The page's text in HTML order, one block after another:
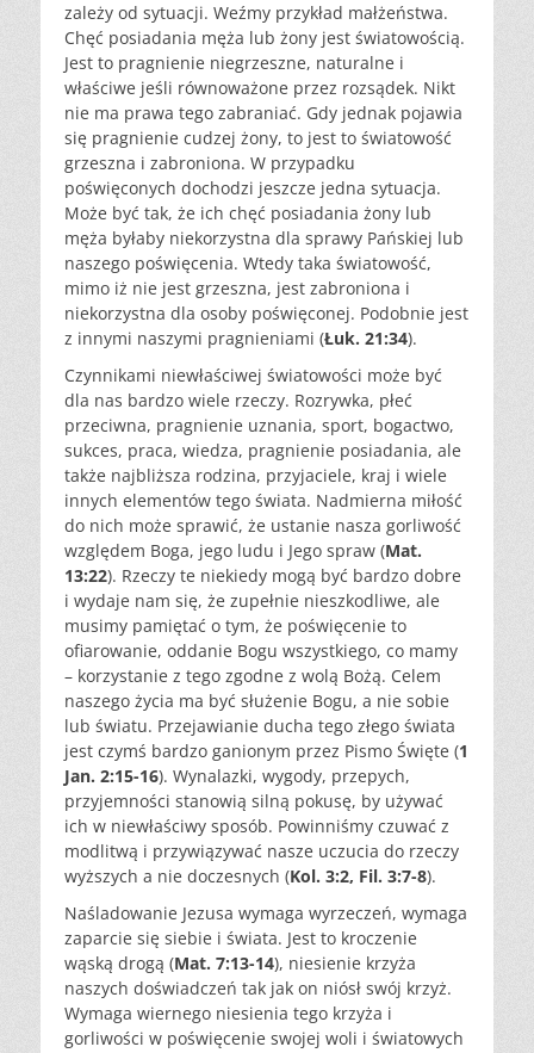
zależy od sytuacji. Weźmy przykład małżeństwa.
Chęć posiadania męża lub żony jest światowością.
Jest to pragnienie niegrzeszne, naturalne i
właściwe jeśli równoważone przez rozsądek. Nikt
nie ma prawa tego zabraniać. Gdy jednak pojawia
się pragnienie cudzej żony, to jest to światowość
grzeszna i zabroniona. W przypadku
poświęconych dochodzi jeszcze jedna sytuacja.
Może być tak, że ich chęć posiadania żony lub
męża byłaby niekorzystna dla sprawy Pańskiej lub
naszego poświęcenia. Wtedy taka światowość,
mimo iż nie jest grzeszna, jest zabroniona i
niekorzystna dla osoby poświęconej. Podobnie jest
z innymi naszymi pragnieniami (Łuk. 21:34).
Czynnikami niewłaściwej światowości może być
dla nas bardzo wiele rzeczy. Rozrywka, płeć
przeciwna, pragnienie uznania, sport, bogactwo,
sukces, praca, wiedza, pragnienie posiadania, ale
także najbliższa rodzina, przyjaciele, kraj i wiele
innych elementów tego świata. Nadmierna miłość
do nich może sprawić, że ustanie nasza gorliwość
względem Boga, jego ludu i Jego spraw (Mat.
13:22). Rzeczy te niekiedy mogą być bardzo dobre
i wydaje nam się, że zupełnie nieszkodliwe, ale
musimy pamiętać o tym, że poświęcenie to
ofiarowanie, oddanie Bogu wszystkiego, co mamy
– korzystanie z tego zgodne z wolą Bożą. Celem
naszego życia ma być służenie Bogu, a nie sobie
lub światu. Przejawianie ducha tego złego świata
jest czymś bardzo ganionym przez Pismo Święte (1
Jan. 2:15-16). Wynalazki, wygody, przepych,
przyjemności stanowią silną pokusę, by używać
ich w niewłaściwy sposób. Powinniśmy czuwać z
modlitwą i przywiązywać nasze uczucia do rzeczy
wyższych a nie doczesnych (Kol. 3:2, Fil. 3:7-8).
Naśladowanie Jezusa wymaga wyrzeczeń, wymaga
zaparcie się siebie i świata. Jest to kroczenie
wąską drogą (Mat. 7:13-14), niesienie krzyża
naszych doświadczeń tak jak on niósł swój krzyż.
Wymaga wiernego niesienia tego krzyża i
gorliwości w poświęcenie swojej woli i światowych